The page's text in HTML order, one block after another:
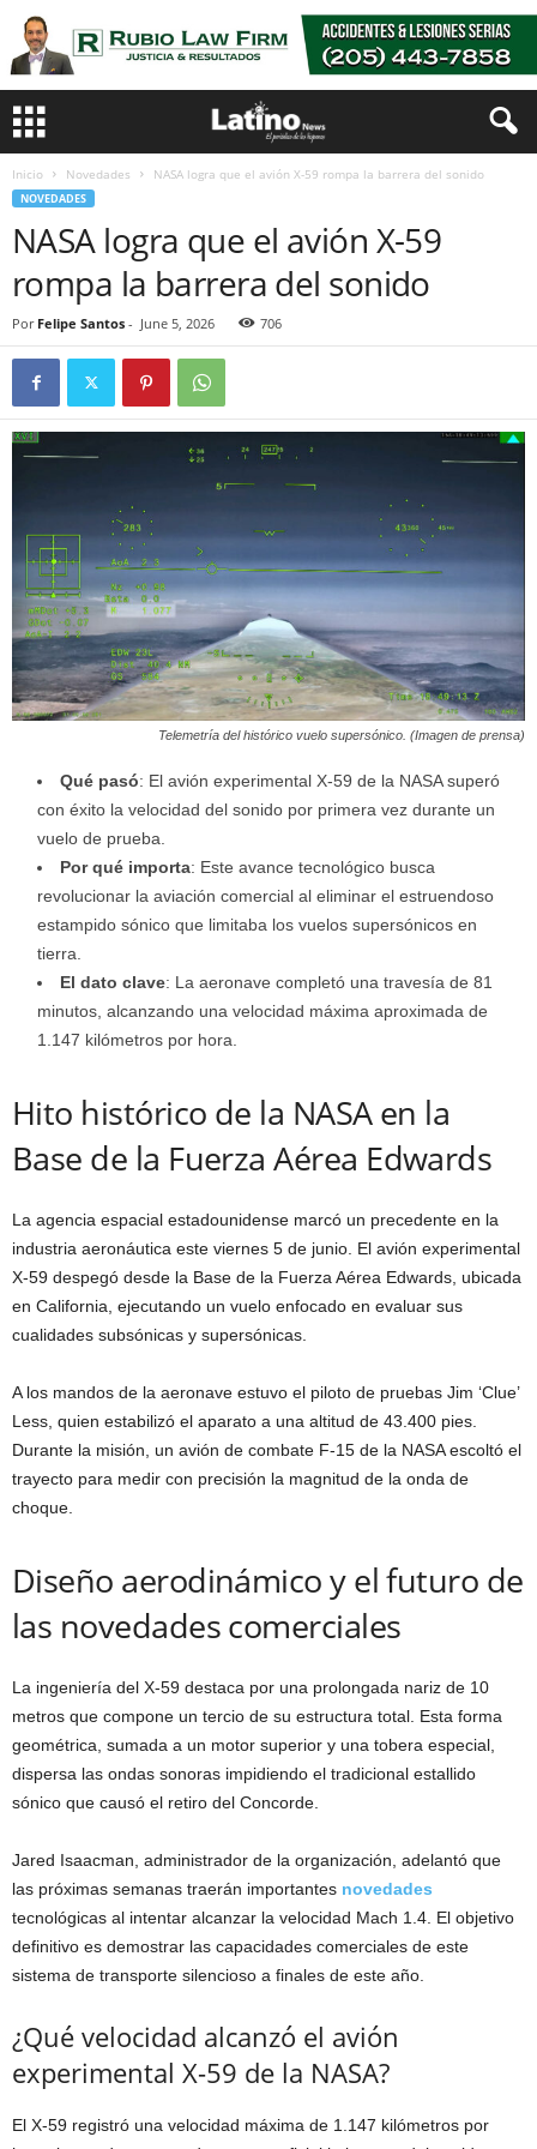
Inicio Novedades NASA logra que el avión X-59 rompa la barrera del sonido
NOVEDADES
NASA logra que el avión X-59
rompa la barrera del sonido
Por Felipe Santos - June 5, 2026 706
Telemetría del histórico vuelo supersónico. (Imagen de prensa)
Qué pasó: El avión experimental X-59 de la NASA superó
con éxito la velocidad del sonido por primera vez durante un
vuelo de prueba.
Por qué importa: Este avance tecnológico busca
revolucionar la aviación comercial al eliminar el estruendoso
estampido sónico que limitaba los vuelos supersónicos en
tierra.
El dato clave: La aeronave completó una travesía de 81
minutos, alcanzando una velocidad máxima aproximada de
1.147 kilómetros por hora.
Hito histórico de la NASA en la
Base de la Fuerza Aérea Edwards
La agencia espacial estadounidense marcó un precedente en la
industria aeronáutica este viernes 5 de junio. El avión experimental
X-59 despegó desde la Base de la Fuerza Aérea Edwards, ubicada
en California, ejecutando un vuelo enfocado en evaluar sus
cualidades subsónicas y supersónicas.
A los mandos de la aeronave estuvo el piloto de pruebas Jim ‘Clue’
Less, quien estabilizó el aparato a una altitud de 43.400 pies.
Durante la misión, un avión de combate F-15 de la NASA escoltó el
trayecto para medir con precisión la magnitud de la onda de
choque.
Diseño aerodinámico y el futuro de
las novedades comerciales
La ingeniería del X-59 destaca por una prolongada nariz de 10
metros que compone un tercio de su estructura total. Esta forma
geométrica, sumada a un motor superior y una tobera especial,
dispersa las ondas sonoras impidiendo el tradicional estallido
sónico que causó el retiro del Concorde.
Jared Isaacman, administrador de la organización, adelantó que
las próximas semanas traerán importantes novedades
tecnológicas al intentar alcanzar la velocidad Mach 1.4. El objetivo
definitivo es demostrar las capacidades comerciales de este
sistema de transporte silencioso a finales de este año.
¿Qué velocidad alcanzó el avión
experimental X-59 de la NASA?
El X-59 registró una velocidad máxima de 1.147 kilómetros por